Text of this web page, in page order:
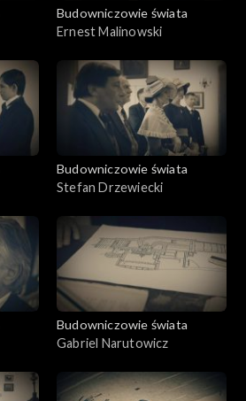
Budowniczowie świata
Ernest Malinowski
Budowniczowie świata
Stefan Drzewiecki
Budowniczowie świata
Gabriel Narutowicz